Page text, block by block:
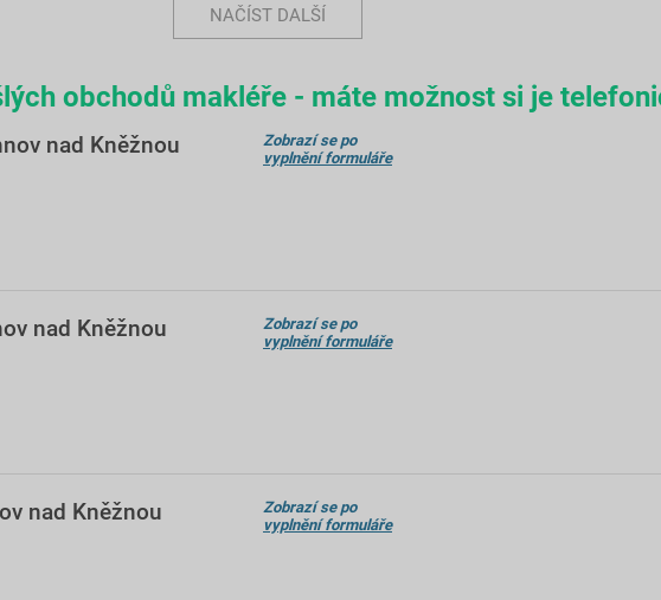
NAČÍST DALŠÍ
obchodů makléře - máte možnost si je
nad Kněžnou
Zobrazí se po
vyplnění formuláře
nad Kněžnou
Zobrazí se po
vyplnění formuláře
nad Kněžnou
Zobrazí se po
vyplnění formuláře